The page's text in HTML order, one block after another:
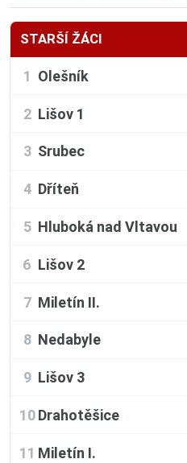
STARŠÍ ŽÁCI
1 Olešník
2 Lišov 1
3 Srubec
4 Dříteň
5 Hluboká nad Vltavou
6 Lišov 2
7 Miletín II.
8 Nedabyle
9 Lišov 3
10 Drahotěšice
11 Miletín I.